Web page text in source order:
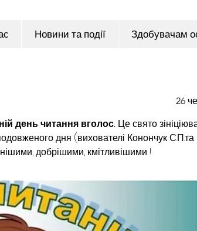
Новини та події Здобувачам
день читання вголос. Це свято
дня (вихователі Конончук
добрішими, кмітливішими !
26